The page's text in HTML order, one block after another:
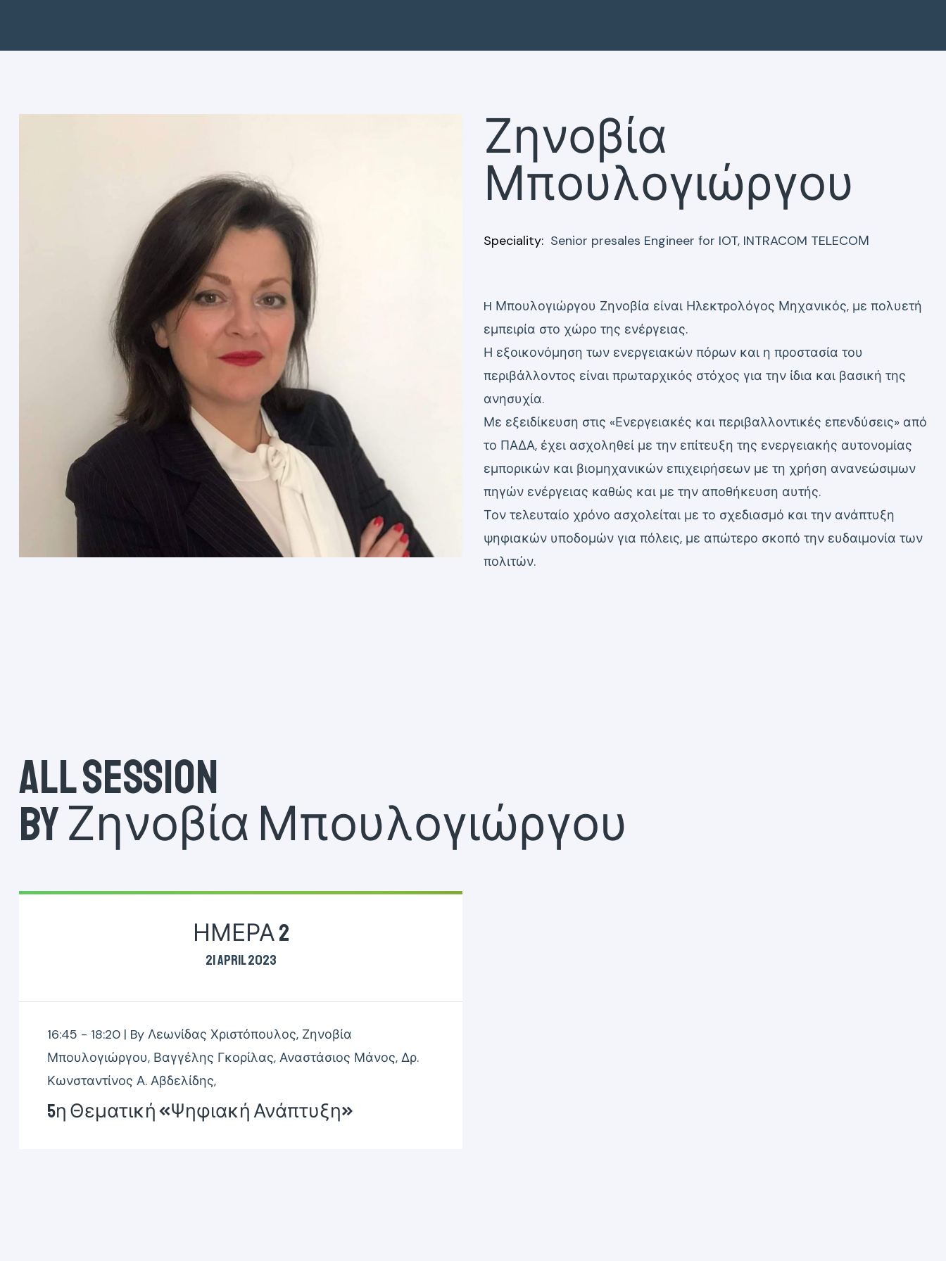
Ζηνοβία
Μπουλογιώργου
Speciality Senior presales Engineer for IOT, INTRACOM TELECOΜ
H Μπουλογιώργου Ζηνοβία είναι Ηλεκτρολόγος Μηχανικός, με πολυετή
εμπειρία στο χώρο της ενέργειας.
Η εξοικονόμηση των ενεργειακών πόρων και η προστασία του
περιβάλλοντος είναι πρωταρχικός στόχος για την ίδια και βασική της
ανησυχία.
Με εξειδίκευση στις «Ενεργειακές και περιβαλλοντικές επενδύσεις» από
το ΠΑΔΑ, έχει ασχοληθεί με την επίτευξη της ενεργειακής αυτονομίας
εμπορικών και βιομηχανικών επιχειρήσεων με τη χρήση ανανεώσιμων
πηγών ενέργειας καθώς και με την αποθήκευση αυτής.
Τον τελευταίο χρόνο ασχολείται με το σχεδιασμό και την ανάπτυξη
ψηφιακών υποδομών για πόλεις, με απώτερο σκοπό την ευδαιμονία των
πολιτών.
All session
by Ζηνοβία Μπουλογιώργου
ΗΜΕΡΑ 2
21 April 2023
16:45 - 18:20 | By Λεωνίδας Χριστόπουλος, Ζηνοβία
Μπουλογιώργου, Βαγγέλης Γκορίλας, Αναστάσιος Μάνος, Δρ.
Κωνσταντίνος Α. Αβδελίδης,
5η Θεματική «Ψηφιακή Ανάπτυξη»